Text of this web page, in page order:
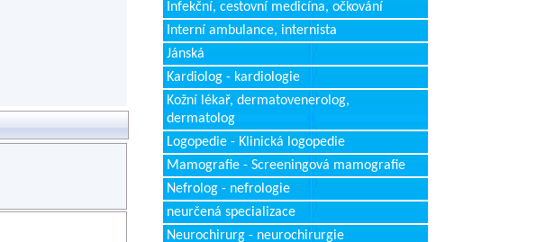
Infekční, cestovní medicína, očkování
Interní ambulance, internista
Jánská
Kardiolog - kardiologie
Kožní lékař, dermatovenerolog,
dermatolog
Logopedie - Klinická logopedie
Mamografie - Screeningová mamografie
Nefrolog - nefrologie
neurčená specializace
Neurochirurg - neurochirurgie